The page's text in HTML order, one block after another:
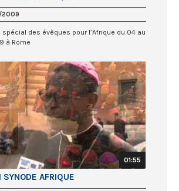
2009
spécial des évêques pour l’Afrique du 04 au
à Rome
01:55
AFRIQUE